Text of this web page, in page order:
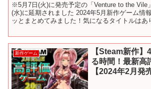
※5月7日(火)に発売予定の「Venture to the Vile
(水)に延期されました 2024年5月新作ゲーム情
ッとまとめてみました！気になるタイトルはあ
新作ゲーム
【Steam新作
る時間！最新高
【2024年2月発